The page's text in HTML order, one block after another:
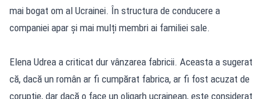
mai bogat om al Ucrainei. În structura de conducere a
companiei apar și mai mulți membri ai familiei sale.
Elena Udrea a criticat dur vânzarea fabricii. Aceasta a sugerat
că, dacă un român ar fi cumpărat fabrica, ar fi fost acuzat de
corupție, dar dacă o face un oligarh ucrainean, este considerat